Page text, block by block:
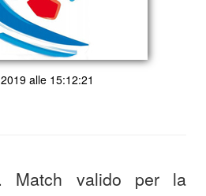
alle 15:12:21
Match valido per la